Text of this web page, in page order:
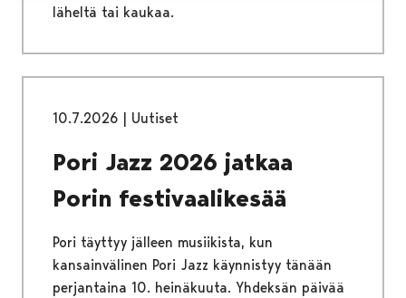
läheltä tai kaukaa.
10.7.2026 Uutiset
Pori Jazz 2026 jatkaa
Porin festivaalikesää
Pori täyttyy jälleen musiikista, kun
kansainvälinen Pori Jazz käynnistyy tänään
perjantaina 10. heinäkuuta. Yhdeksän päivää